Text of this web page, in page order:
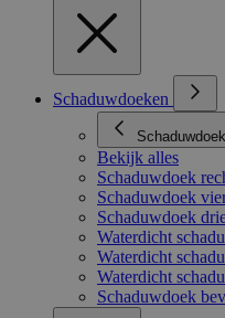
Schaduwdoeken
Bekijk alles
Schaduwdoek
Schaduwdoek
Schaduwdoek
Waterdicht
Waterdicht
Waterdicht
Schaduwdoek